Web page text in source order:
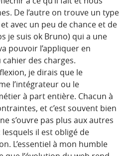
De l’autre on trouve un type
avec un peu de chance et de
je suis ok Bruno) qui a une
pouvoir l’appliquer en
des charges.
je dirais que le
l’intégrateur ou le
à part entière. Chacun à
et c’est souvent bien
s’ouvre pas plus aux autres
il est obligé de
L’essentiel à mon humble